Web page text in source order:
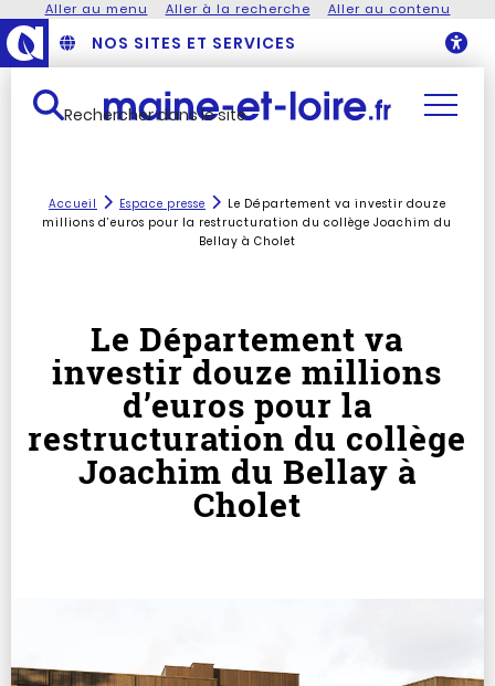
Aller au menu Aller à la recherche Aller au contenu
NOS SITES ET SERVICES
Rechercher dans le site
Accueil Espace presse
Le Département va investir douze
millions d’euros pour la restructuration du collège Joachim du
Bellay à Cholet
Le Département va
investir douze millions
d’euros pour la
restructuration du collège
Joachim du Bellay à
Cholet